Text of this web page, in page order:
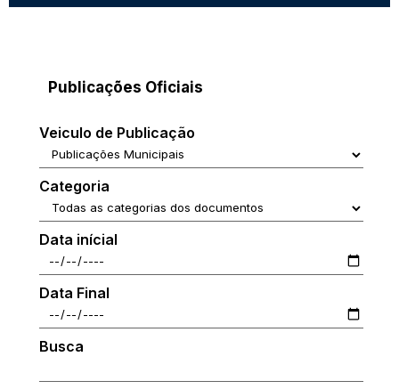
Publicações Oficiais
Veiculo de Publicação
Categoria
Data inícial
Data Final
Busca